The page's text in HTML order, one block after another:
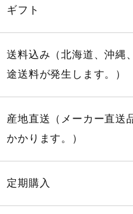
ギフト
送料込み（北海道、沖縄
途送料が発生します。）
産地直送（メーカー直送
かかります。）
定期購入